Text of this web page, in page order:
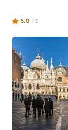
5.0 / 5